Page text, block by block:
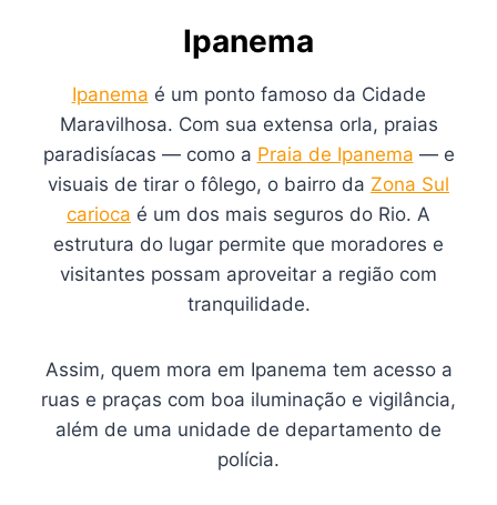
Ipanema
Ipanema é um ponto famoso da Cidade
Maravilhosa. Com sua extensa orla, praias
paradisíacas — como a Praia de Ipanema — e
visuais de tirar o fôlego, o bairro da Zona Sul
carioca é um dos mais seguros do Rio. A
estrutura do lugar permite que moradores e
visitantes possam aproveitar a região com
tranquilidade.
Assim, quem mora em Ipanema tem acesso a
ruas e praças com boa iluminação e vigilância,
além de uma unidade de departamento de
polícia.